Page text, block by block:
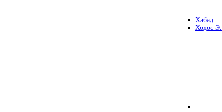
Хабад
Ходос Э.